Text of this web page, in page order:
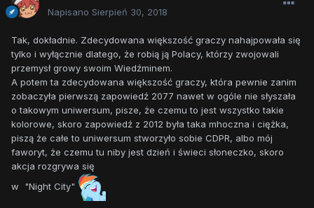
Napisano Sierpień 30, 2018
Tak, dokładnie. Zdecydowana większość graczy nahajpowała się
tylko i wyłącznie dlatego, że robią ją Polacy, którzy zwojowali
przemysł growy swoim Wiedźminem.
A potem ta zdecydowana większość graczy, która pewnie zanim
zobaczyła pierwszą zapowiedź 2077 nawet w ogóle nie słyszała
o takowym uniwersum, pisze, że czemu to jest wszystko takie
kolorowe, skoro zapowiedź z 2012 była taka mhoczna i ciężka,
piszą że całe to uniwersum stworzyło sobie CDPR, albo mój
faworyt, że czemu tu niby jest dzień i świeci słoneczko, skoro
akcja rozgrywa się
w "Night City"